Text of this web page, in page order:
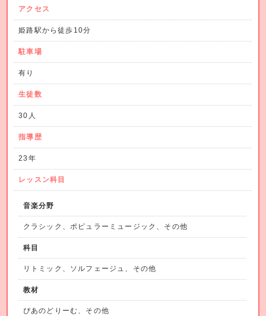
アクセス
姫路駅から徒歩10分
駐車場
有り
生徒数
30人
指導歴
23年
レッスン科目
音楽分野
クラシック、ポピュラーミュージック、その他
科目
リトミック、ソルフェージュ、その他
教材
ぴあのどりーむ、その他